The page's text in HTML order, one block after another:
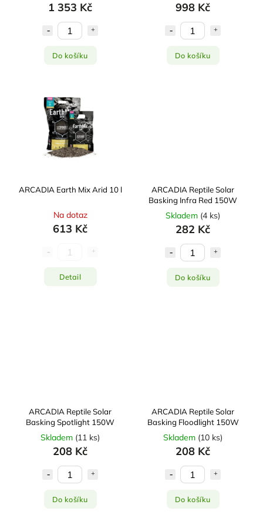
1 353 Kč
Do košíku
998 Kč
Do košíku
ARCADIA Earth Mix Arid 10 l
Na dotaz
613 Kč
Detail
ARCADIA Reptile Solar
Basking Infra Red 150W
Skladem (4 ks)
282 Kč
Do košíku
ARCADIA Reptile Solar
Basking Spotlight 150W
Skladem (11 ks)
208 Kč
Do košíku
ARCADIA Reptile Solar
Basking Floodlight 150W
Skladem (10 ks)
208 Kč
Do košíku